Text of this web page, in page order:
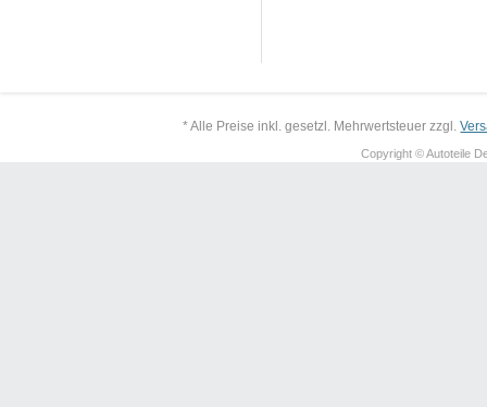
* Alle Preise inkl. gesetzl. Mehrwertsteuer zzgl.
Copyright © Autoteile